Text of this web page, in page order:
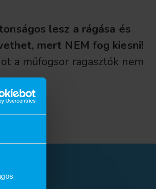
lesz a rágása és
mert NEM fog kiesni!
a műfogsor ragasztók nem